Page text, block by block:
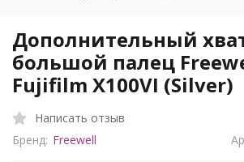
Дополнительный
большой палец
Fujifilm X100VI (Silver)
Написать отзыв
Бренд: Freewell